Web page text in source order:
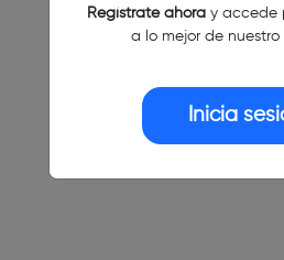
Regístrate ahoray accede
a lo mejor de nuestro
Inicia